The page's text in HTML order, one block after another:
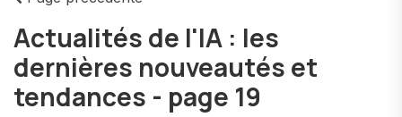
Actualités de l'IA : les
dernières nouveautés et
tendances - page 19